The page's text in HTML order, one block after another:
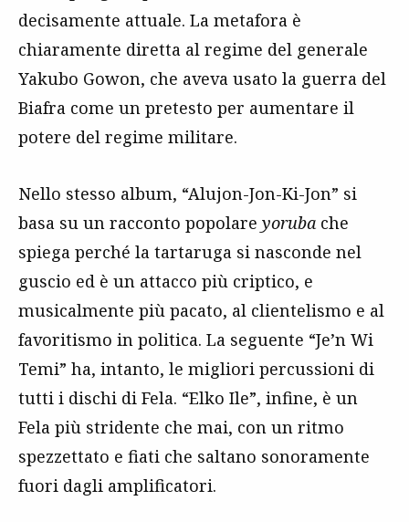
decisamente attuale. La metafora è
chiaramente diretta al regime del generale
Yakubo Gowon, che aveva usato la guerra del
Biafra come un pretesto per aumentare il
potere del regime militare.
Nello stesso album, “Alujon-Jon-Ki-Jon” si
basa su un racconto popolare yoruba che
spiega perché la tartaruga si nasconde nel
guscio ed è un attacco più criptico, e
musicalmente più pacato, al clientelismo e al
favoritismo in politica. La seguente “Je’n Wi
Temi” ha, intanto, le migliori percussioni di
tutti i dischi di Fela. “Elko Ile”, infine, è un
Fela più stridente che mai, con un ritmo
spezzettato e fiati che saltano sonoramente
fuori dagli amplificatori.